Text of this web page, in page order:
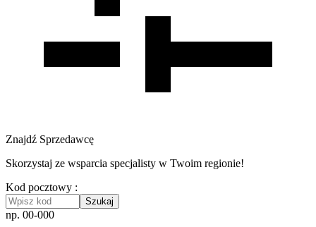
Znajdź Sprzedawcę
Skorzystaj ze wsparcia specjalisty w Twoim regionie!
Kod pocztowy :
Szukaj
np. 00-000